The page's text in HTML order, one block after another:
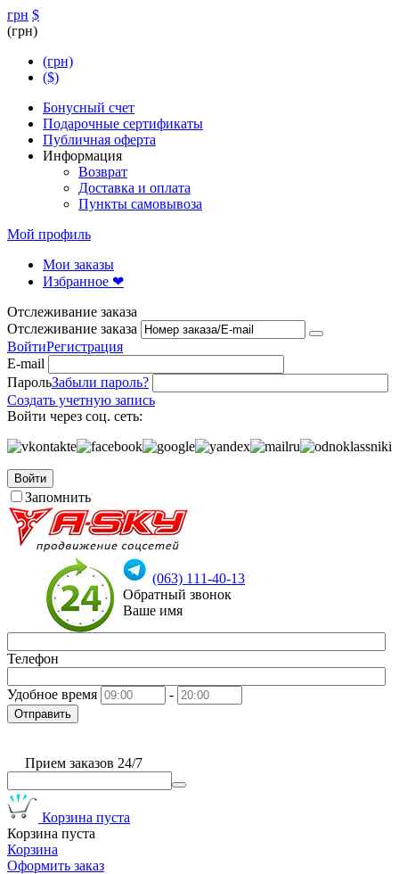
грн $
(грн)
(грн)
($)
Бонусный счет
Подарочные сертификаты
Публичная оферта
Информация
Возврат
Доставка и оплата
Пункты самовывоза
Мой профиль
Мои заказы
Избранное ❤
Отслеживание заказа
Отслеживание заказа
ВойтиРегистрация
E-mail
ПарольЗабыли пароль?
Создать учетную запись
Войти через соц. сеть:
Войти
Запомнить
(063) 111-40-13
Обратный звонок
Ваше имя
Телефон
Удобное время -
Отправить
Прием заказов 24/7
Корзина пуста
Корзина пуста
Корзина
Оформить заказ